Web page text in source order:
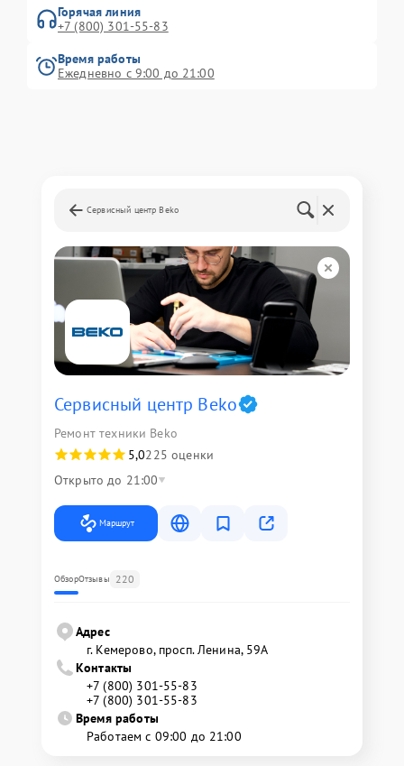
Горячая линия
+7 (800) 301-55-83
Время работы
Ежедневно с 9:00 до 21:00
Сервисный центр Beko
Сервисный центр Beko
Ремонт техники Beko
5,0225 оценки
Открыто до 21:00
Маршрут
ОбзорОтзывы 220
Адрес
г. Кемерово, просп. Ленина, 59А
Контакты
+7 (800) 301-55-83
+7 (800) 301-55-83
Время работы
Работаем с 09:00 до 21:00